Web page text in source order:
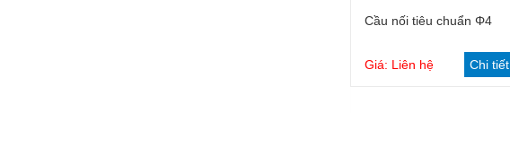
Giỏ hàng
Cầu nối tiêu chuẩn Φ4
Giá: Liên hệ Chi tiết